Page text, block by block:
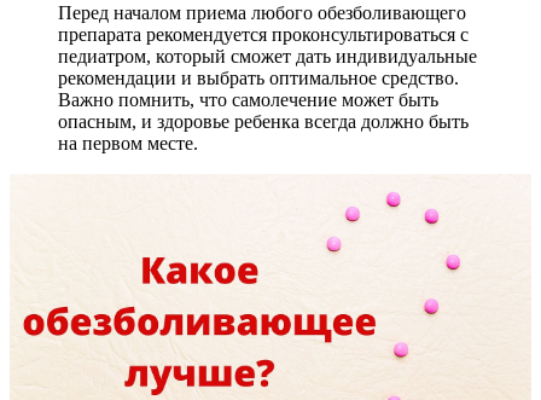
Перед началом приема любого обезболивающего
препарата рекомендуется проконсультироваться с
педиатром, который сможет дать индивидуальные
рекомендации и выбрать оптимальное средство.
Важно помнить, что самолечение может быть
опасным, и здоровье ребенка всегда должно быть
на первом месте.